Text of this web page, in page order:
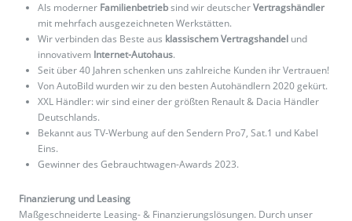
Als moderner Familienbetriebsind wir deutscherVertragshändler
mit mehrfach ausgezeichneten Werkstätten.
Wir verbinden das Beste aus klassischem Vertragshandel und
innovativem Internet-Autohaus.
Seit über 40 Jahren schenken uns zahlreiche Kunden ihr Vertrauen!
Von AutoBild wurden wir zu den besten Autohändlern 2020 gekürt.
XXL Händler: wir sind einer der größten Renault & Dacia Händler
Deutschlands.
Bekannt aus TV-Werbung auf den Sendern Pro7, Sat.1 und Kabel
Eins.
Gewinner des Gebrauchtwagen-Awards 2023.
Finanzierung und Leasing
Maßgeschneiderte Leasing- & Finanzierungslösungen. Durch unser